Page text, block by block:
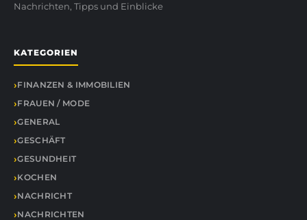
Nachrichten, Tipps und Einblicke
KATEGORIEN
FINANZEN & IMMOBILIEN
FRAUEN / MODE
GENERAL
GESCHÄFT
GESUNDHEIT
KOCHEN
NACHRICHT
NACHRICHTEN